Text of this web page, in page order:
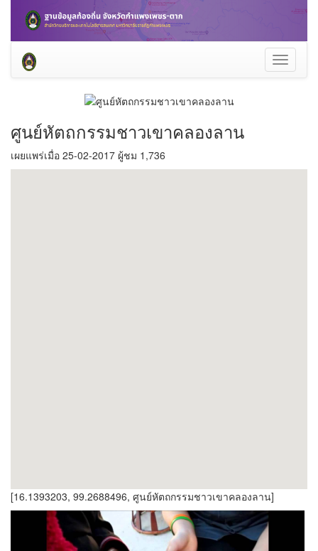
Toggle
ศูนย์หัตถกรรมชาวเขาคลองลาน
เผยแพร่เมื่อ 25-02-2017 ผู้ชม 1,736
[16.1393203, 99.2688496, ศูนย์หัตถกรรมชาวเขาคลองลาน]